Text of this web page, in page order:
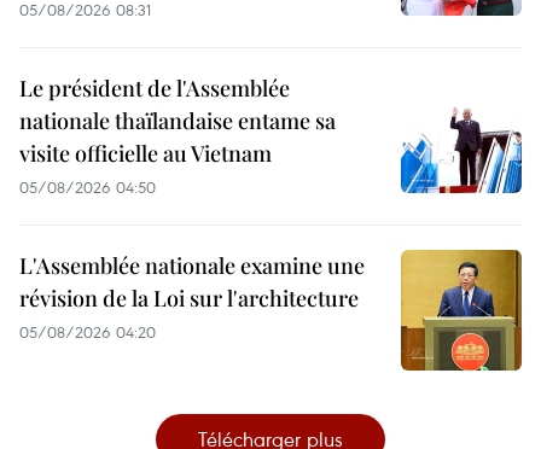
05/08/2026 08:31
Le président de l'Assemblée
nationale thaïlandaise entame sa
visite officielle au Vietnam
05/08/2026 04:50
L'Assemblée nationale examine une
révision de la Loi sur l'architecture
05/08/2026 04:20
Télécharger plus